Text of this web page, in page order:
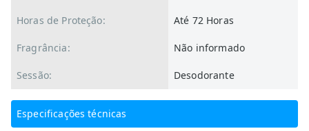
Horas de Proteção: Até 72 Horas
Fragrância: Não informado
Sessão: Desodorante
Especificações técnicas